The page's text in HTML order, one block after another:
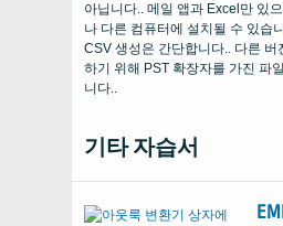
아닙니다.. 메일 앱과 Excel만 있
나 다른 컴퓨터에 설치될 수 있습
CSV 생성은 간단합니다.. 다른 버
하기 위해 PST 확장자를 가진 파
니다..
기타 자습서